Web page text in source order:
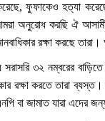
ফুফাকেও হত্যা
অনুরোধ করছি ঐ
রক্ষা করছে তারা।
৩২ নম্বরের
রক্ষা করতে তারা
বা জামাত যারা এদের